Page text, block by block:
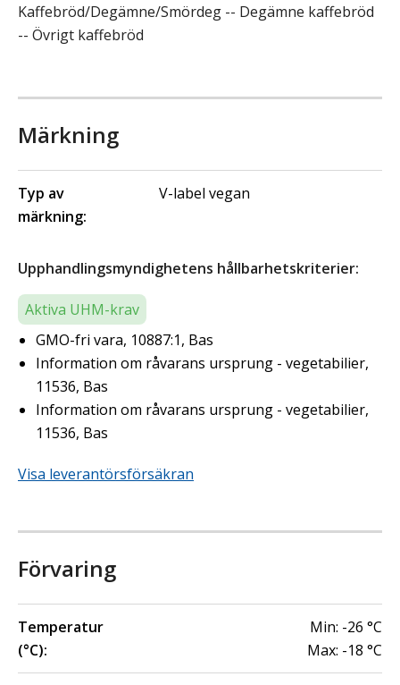
Kaffebröd/Degämne/Smördeg -- Degämne kaffebröd
-- Övrigt kaffebröd
Märkning
Typ av
märkning:
V-label vegan
Upphandlingsmyndighetens hållbarhetskriterier:
Aktiva UHM-krav
GMO-fri vara, 10887:1, Bas
Information om råvarans ursprung - vegetabilier,
11536, Bas
Information om råvarans ursprung - vegetabilier,
11536, Bas
Visa leverantörsförsäkran
Förvaring
Temperatur
(°C):
Min: -26 °C
Max: -18 °C